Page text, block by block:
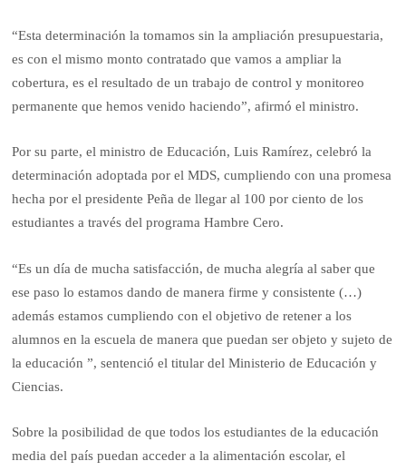
“Esta determinación la tomamos sin la ampliación presupuestaria,
es con el mismo monto contratado que vamos a ampliar la
cobertura, es el resultado de un trabajo de control y monitoreo
permanente que hemos venido haciendo”, afirmó el ministro.
Por su parte, el ministro de Educación, Luis Ramírez, celebró la
determinación adoptada por el MDS, cumpliendo con una promesa
hecha por el presidente Peña de llegar al 100 por ciento de los
estudiantes a través del programa Hambre Cero.
“Es un día de mucha satisfacción, de mucha alegría al saber que
ese paso lo estamos dando de manera firme y consistente (…)
además estamos cumpliendo con el objetivo de retener a los
alumnos en la escuela de manera que puedan ser objeto y sujeto de
la educación ”, sentenció el titular del Ministerio de Educación y
Ciencias.
Sobre la posibilidad de que todos los estudiantes de la educación
media del país puedan acceder a la alimentación escolar, el